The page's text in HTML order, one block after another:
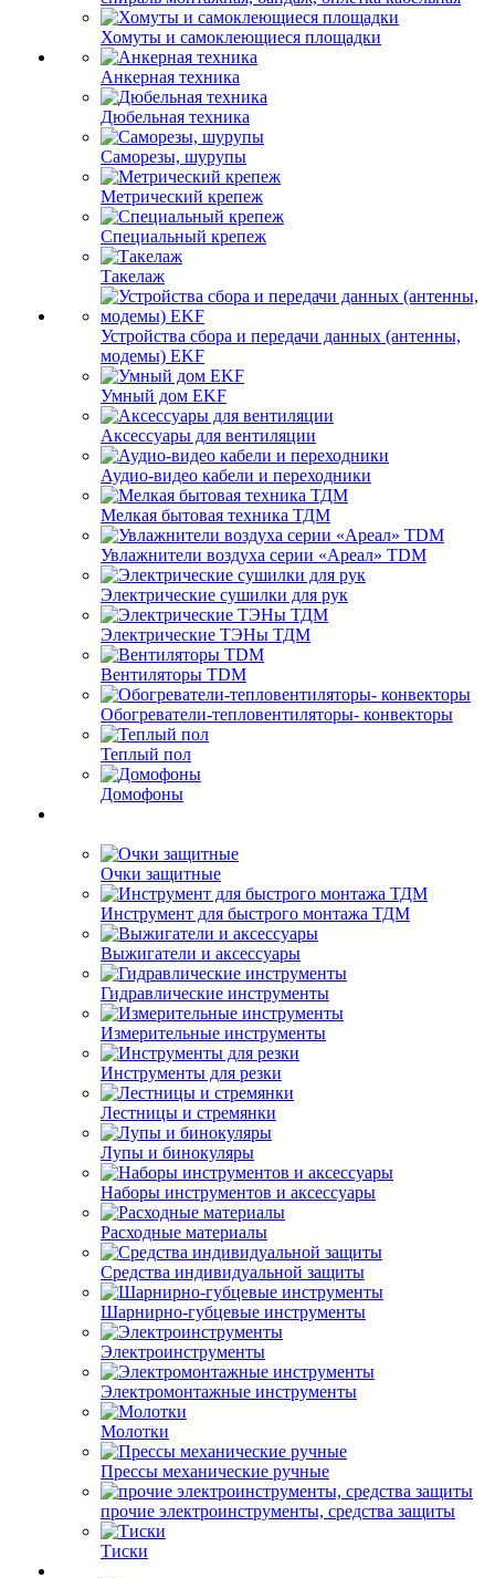
Хомуты и самоклеющиеся площадки
Анкерная техника
Дюбельная техника
Саморезы, шурупы
Метрический крепеж
Специальный крепеж
Такелаж
Устройства сбора и передачи данных (антенны,
модемы) EKF
Умный дом EKF
Аксессуары для вентиляции
Аудио-видео кабели и переходники
Мелкая бытовая техника ТДМ
Увлажнители воздуха серии «Ареал» TDM
Электрические сушилки для рук
Электрические ТЭНы ТДМ
Вентиляторы TDM
Обогреватели-тепловентиляторы- конвекторы
Теплый пол
Домофоны
Очки защитные
Инструмент для быстрого монтажа ТДМ
Выжигатели и аксессуары
Гидравлические инструменты
Измерительные инструменты
Инструменты для резки
Лестницы и стремянки
Лупы и бинокуляры
Наборы инструментов и аксессуары
Расходные материалы
Средства индивидуальной защиты
Шарнирно-губцевые инструменты
Электроинструменты
Электромонтажные инструменты
Молотки
Прессы механические ручные
прочие электроинструменты, средства защиты
Тиски